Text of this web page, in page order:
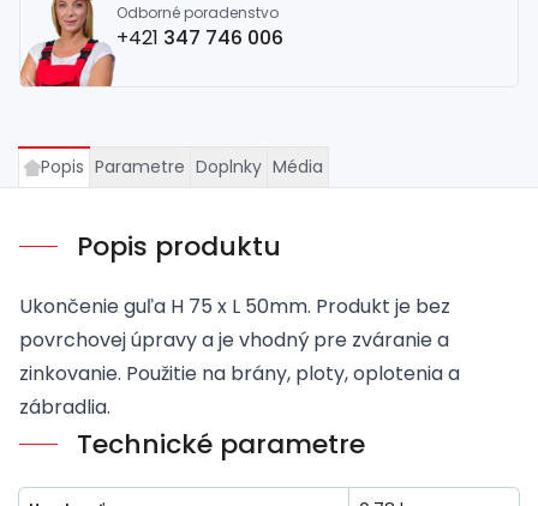
Odborné poradenstvo
+421 347 746 006
Popis Parametre Doplnky Média
Popis produktu
Ukončenie guľa H 75 x L 50mm. Produkt je bez
povrchovej úpravy a je vhodný pre zváranie a
zinkovanie. Použitie na brány, ploty, oplotenia a
zábradlia.
Technické parametre